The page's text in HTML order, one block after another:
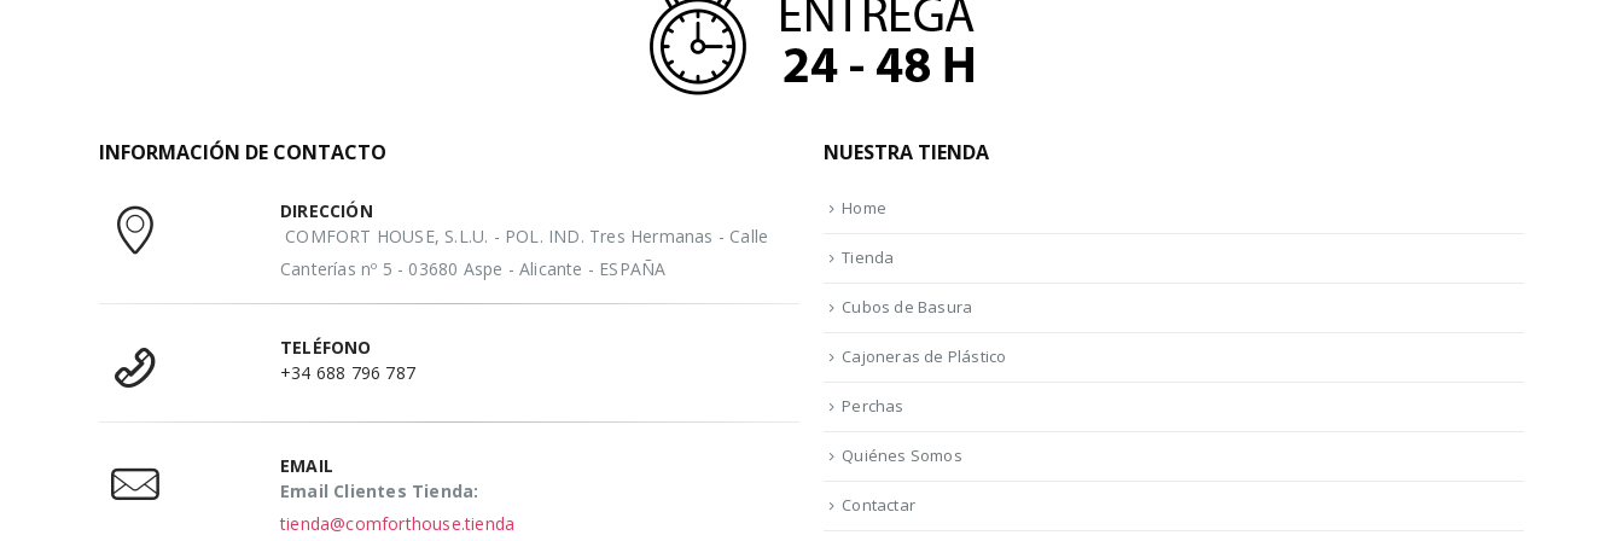
INFORMACIÓN DE CONTACTO
DIRECCIÓN
COMFORT HOUSE, S.L.U. - POL. IND. Tres Hermanas - Calle
Canterías nº 5 - 03680 Aspe - Alicante - ESPAÑA
TELÉFONO
+34 688 796 787
EMAIL
Email Clientes Tienda:
tienda@comforthouse.tienda
NUESTRA TIENDA
Home
Tienda
Cubos de Basura
Cajoneras de Plástico
Perchas
Quiénes Somos
Contactar